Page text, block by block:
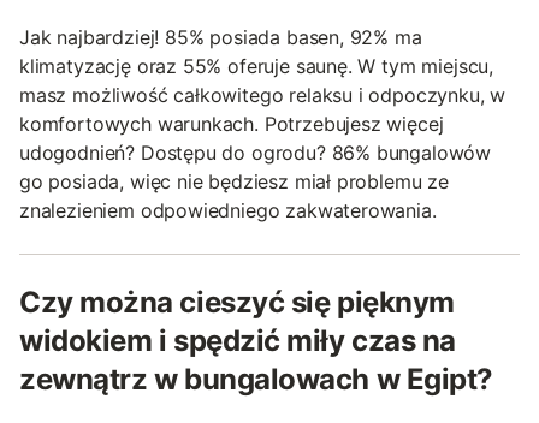
Jak najbardziej! 85% posiada basen, 92% ma
klimatyzację oraz 55% oferuje saunę. W tym miejscu,
masz możliwość całkowitego relaksu i odpoczynku, w
komfortowych warunkach. Potrzebujesz więcej
udogodnień? Dostępu do ogrodu? 86% bungalowów
go posiada, więc nie będziesz miał problemu ze
znalezieniem odpowiedniego zakwaterowania.
Czy można cieszyć się pięknym
widokiem i spędzić miły czas na
zewnątrz w bungalowach w Egipt?